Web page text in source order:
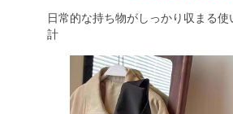
日常的な持ち物がしっかり収まる使
計